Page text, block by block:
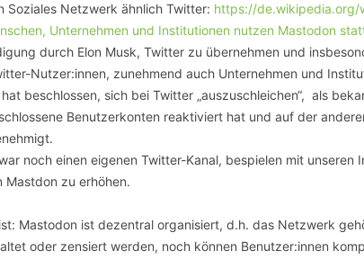
Soziales Netzwerk ähnlich Twitter: https://de.wikipedia.org/
Unternehmen und Institutionen nutzen Mastodon
durch Elon Musk, Twitter zu übernehmen und
Nutzer:innen, zunehmend auch Unternehmen und
hat beschlossen, sich bei Twitter „auszuschleichen“, als
Benutzerkonten reaktiviert hat und auf der
noch einen eigenen Twitter-Kanal, bespielen mit unseren
zu erhöhen.
Mastodon ist dezentral organisiert, d.h. das Netzwerk
oder zensiert werden, noch können Benutzer:innen